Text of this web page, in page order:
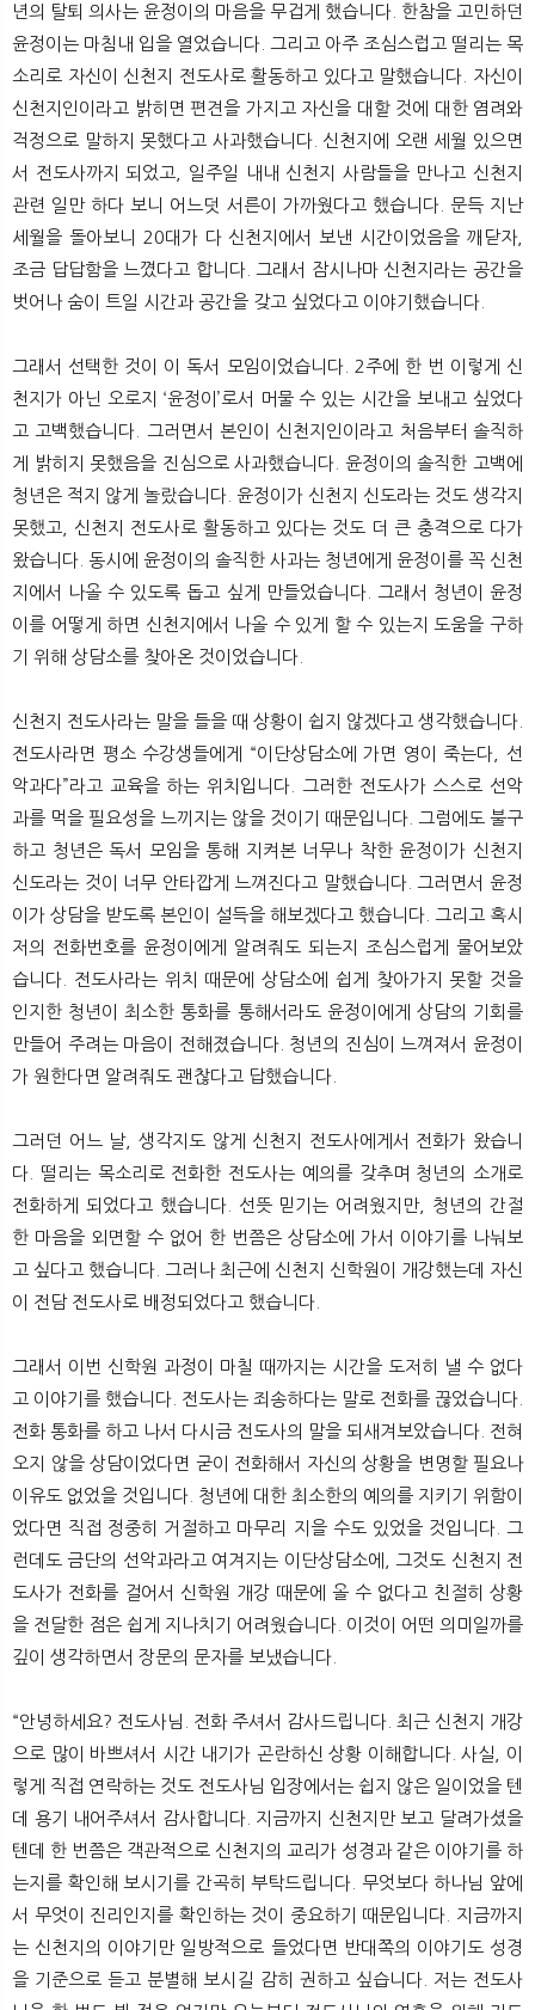
년의 탈퇴 의사는 윤정이의 마음을 무겁게 했습니다. 한참을 고민하던
윤정이는 마침내 입을 열었습니다. 그리고 아주 조심스럽고 떨리는 목
소리로 자신이 신천지 전도사로 활동하고 있다고 말했습니다. 자신이
신천지인이라고 밝히면 편견을 가지고 자신을 대할 것에 대한 염려와
걱정으로 말하지 못했다고 사과했습니다. 신천지에 오랜 세월 있으면
서 전도사까지 되었고, 일주일 내내 신천지 사람들을 만나고 신천지
관련 일만 하다 보니 어느덧 서른이 가까웠다고 했습니다. 문득 지난
세월을 돌아보니 20대가 다 신천지에서 보낸 시간이었음을 깨닫자,
조금 답답함을 느꼈다고 합니다. 그래서 잠시나마 신천지라는 공간을
벗어나 숨이 트일 시간과 공간을 갖고 싶었다고 이야기했습니다.
그래서 선택한 것이 이 독서 모임이었습니다. 2주에 한 번 이렇게 신
천지가 아닌 오로지 ‘윤정이’로서 머물 수 있는 시간을 보내고 싶었다
고 고백했습니다. 그러면서 본인이 신천지인이라고 처음부터 솔직하
게 밝히지 못했음을 진심으로 사과했습니다. 윤정이의 솔직한 고백에
청년은 적지 않게 놀랐습니다. 윤정이가 신천지 신도라는 것도 생각지
못했고, 신천지 전도사로 활동하고 있다는 것도 더 큰 충격으로 다가
왔습니다. 동시에 윤정이의 솔직한 사과는 청년에게 윤정이를 꼭 신천
지에서 나올 수 있도록 돕고 싶게 만들었습니다. 그래서 청년이 윤정
이를 어떻게 하면 신천지에서 나올 수 있게 할 수 있는지 도움을 구하
기 위해 상담소를 찾아온 것이었습니다.
신천지 전도사라는 말을 들을 때 상황이 쉽지 않겠다고 생각했습니다.
전도사라면 평소 수강생들에게 “이단상담소에 가면 영이 죽는다, 선
악과다”라고 교육을 하는 위치입니다. 그러한 전도사가 스스로 선악
과를 먹을 필요성을 느끼지는 않을 것이기 때문입니다. 그럼에도 불구
하고 청년은 독서 모임을 통해 지켜본 너무나 착한 윤정이가 신천지
신도라는 것이 너무 안타깝게 느껴진다고 말했습니다. 그러면서 윤정
이가 상담을 받도록 본인이 설득을 해보겠다고 했습니다. 그리고 혹시
저의 전화번호를 윤정이에게 알려줘도 되는지 조심스럽게 물어보았
습니다. 전도사라는 위치 때문에 상담소에 쉽게 찾아가지 못할 것을
인지한 청년이 최소한 통화를 통해서라도 윤정이에게 상담의 기회를
만들어 주려는 마음이 전해졌습니다. 청년의 진심이 느껴져서 윤정이
가 원한다면 알려줘도 괜찮다고 답했습니다.
그러던 어느 날, 생각지도 않게 신천지 전도사에게서 전화가 왔습니
다. 떨리는 목소리로 전화한 전도사는 예의를 갖추며 청년의 소개로
전화하게 되었다고 했습니다. 선뜻 믿기는 어려웠지만, 청년의 간절
한 마음을 외면할 수 없어 한 번쯤은 상담소에 가서 이야기를 나눠보
고 싶다고 했습니다. 그러나 최근에 신천지 신학원이 개강했는데 자신
이 전담 전도사로 배정되었다고 했습니다.
그래서 이번 신학원 과정이 마칠 때까지는 시간을 도저히 낼 수 없다
고 이야기를 했습니다. 전도사는 죄송하다는 말로 전화를 끊었습니다.
전화 통화를 하고 나서 다시금 전도사의 말을 되새겨보았습니다. 전혀
오지 않을 상담이었다면 굳이 전화해서 자신의 상황을 변명할 필요나
이유도 없었을 것입니다. 청년에 대한 최소한의 예의를 지키기 위함이
었다면 직접 정중히 거절하고 마무리 지을 수도 있었을 것입니다. 그
런데도 금단의 선악과라고 여겨지는 이단상담소에, 그것도 신천지 전
도사가 전화를 걸어서 신학원 개강 때문에 올 수 없다고 친절히 상황
을 전달한 점은 쉽게 지나치기 어려웠습니다. 이것이 어떤 의미일까를
깊이 생각하면서 장문의 문자를 보냈습니다.
“안녕하세요? 전도사님. 전화 주셔서 감사드립니다. 최근 신천지 개강
으로 많이 바쁘셔서 시간 내기가 곤란하신 상황 이해합니다. 사실, 이
렇게 직접 연락하는 것도 전도사님 입장에서는 쉽지 않은 일이었을 텐
데 용기 내어주셔서 감사합니다. 지금까지 신천지만 보고 달려가셨을
텐데 한 번쯤은 객관적으로 신천지의 교리가 성경과 같은 이야기를 하
는지를 확인해 보시기를 간곡히 부탁드립니다. 무엇보다 하나님 앞에
서 무엇이 진리인지를 확인하는 것이 중요하기 때문입니다. 지금까지
는 신천지의 이야기만 일방적으로 들었다면 반대쪽의 이야기도 성경
을 기준으로 듣고 분별해 보시길 감히 권하고 싶습니다. 저는 전도사